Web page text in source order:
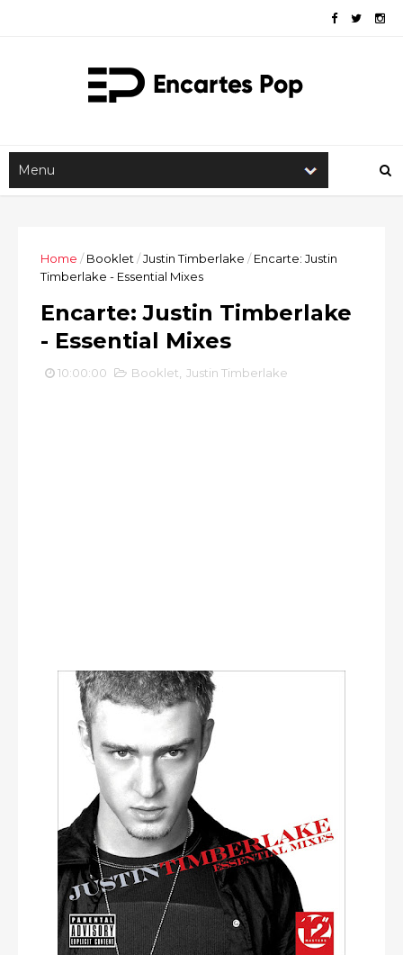
Home / Booklet /Justin Timberlake / Encarte: Justin
Timberlake - Essential Mixes
Encarte: Justin Timberlake
- Essential Mixes
10:00:00 Booklet Justin Timberlake